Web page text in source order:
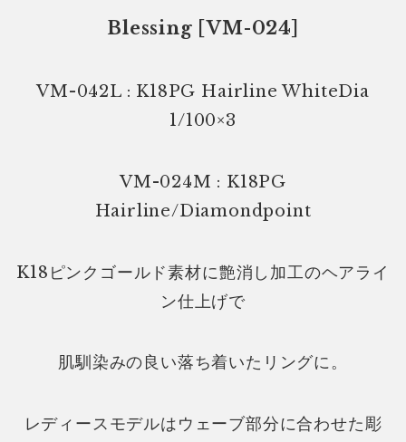
Blessing [VM-024]
VM-042L : K18PG Hairline WhiteDia
1/100×3
VM-024M : K18PG
Hairline/Diamondpoint
K18ピンクゴールド素材に艶消し加工のヘアライ
ン仕上げで
肌馴染みの良い落ち着いたリングに。
レディースモデルはウェーブ部分に合わせた彫